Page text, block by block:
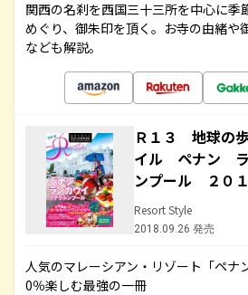
関西の名刹を西国三十三所を中心に季
めぐり、御朱印を頂く。お寺の由緒や
なども解説。
Ｒ１３ 地球の
イル ペナン
ンプール ２０
Resort Style
2018.09.26 発売
人気のマレーシアン・リゾート「ペナ
0％楽しむ最強の一冊